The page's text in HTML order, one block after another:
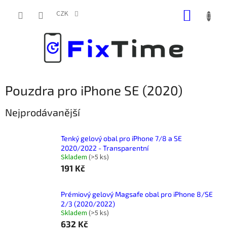
CZK
Pouzdra pro iPhone SE (2020)
Nejprodávanější
Tenký gelový obal pro iPhone 7/8 a SE
2020/2022 - Transparentní
Skladem (>5 ks)
191 Kč
Prémiový gelový Magsafe obal pro iPhone 8/SE
2/3 (2020/2022)
Skladem (>5 ks)
632 Kč